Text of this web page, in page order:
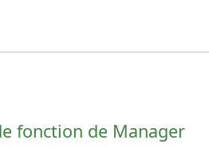
fonction de Manager